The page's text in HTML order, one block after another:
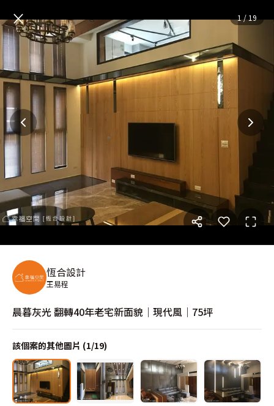
晨暮灰光 翻轉40年老宅新面貌
× 1/19
恆合設計
王易程
晨暮灰光 翻轉40年老宅新面貌｜現代風｜75坪
該個案的其他圖片 (1/19)